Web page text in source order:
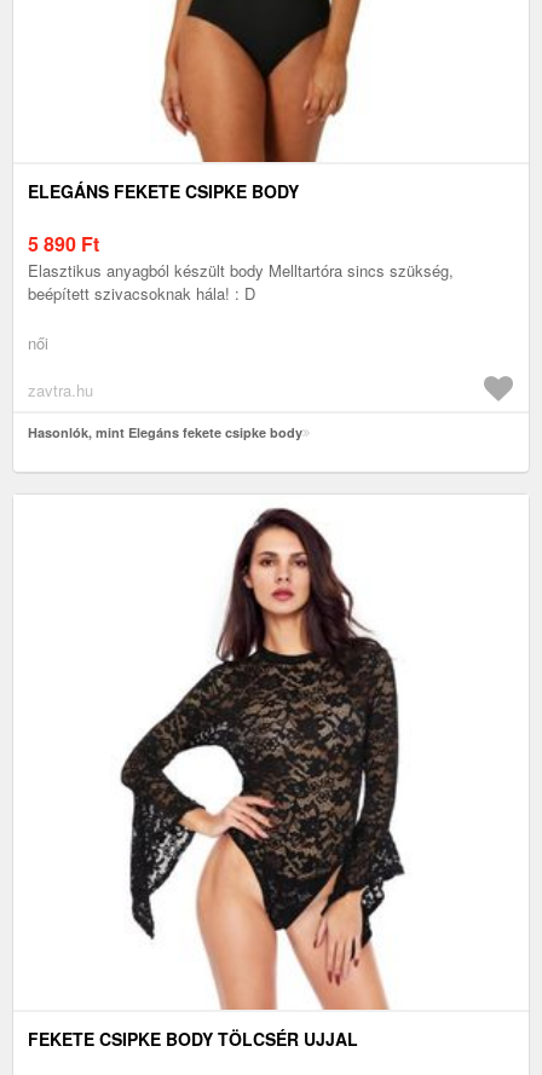
ELEGÁNS FEKETE CSIPKE BODY
5 890 Ft
Elasztikus anyagból készült body Melltartóra sincs szükség,
beépített szivacsoknak hála! : D
női
zavtra.hu
Hasonlók, mint Elegáns fekete csipke body
FEKETE CSIPKE BODY TÖLCSÉR UJJAL